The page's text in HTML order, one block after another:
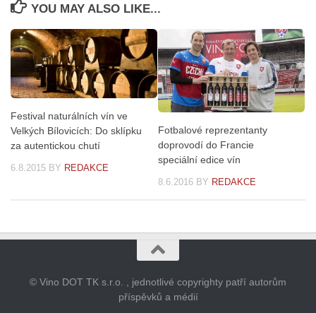
YOU MAY ALSO LIKE...
Festival naturálních vín ve
Velkých Bílovicích: Do sklípku
za autentickou chutí
6.8.2015 BY REDAKCE
Fotbalové reprezentanty
doprovodí do Francie
speciální edice vín
8.6.2016 BY REDAKCE
© Vino DOT TK s.r.o. , jednotlivé copyrighty patří autorům
příspěvků a médií